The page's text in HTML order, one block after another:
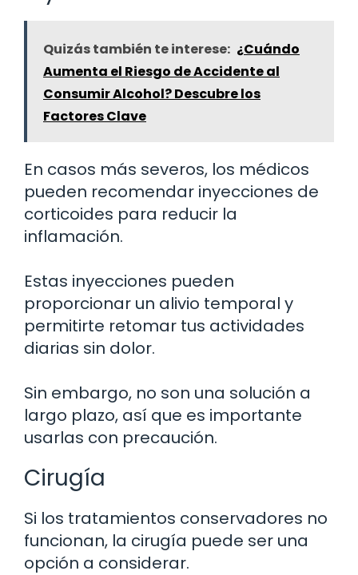
Quizás también te interese: ¿Cuándo
Aumenta el Riesgo de Accidente al
Consumir Alcohol? Descubre los
Factores Clave
En casos más severos, los médicos
pueden recomendar inyecciones de
corticoides para reducir la
inflamación.
Estas inyecciones pueden
proporcionar un alivio temporal y
permitirte retomar tus actividades
diarias sin dolor.
Sin embargo, no son una solución a
largo plazo, así que es importante
usarlas con precaución.
Cirugía
Si los tratamientos conservadores no
funcionan, la cirugía puede ser una
opción a considerar.